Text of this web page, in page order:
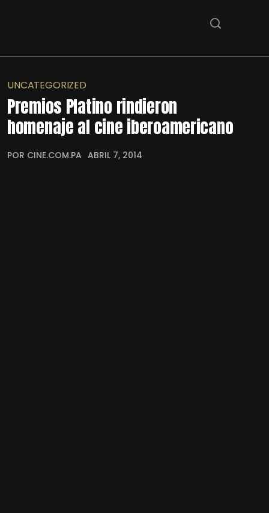
UNCATEGORIZED
Premios Platino rindieron
homenaje al cine iberoamericano
POR CINE.COM.PA ABRIL 7, 2014